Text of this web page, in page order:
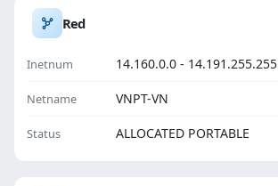
Red
Inetnum 14.160.0.0 - 14.191.255.255
Netname VNPT-VN
Status ALLOCATED PORTABLE